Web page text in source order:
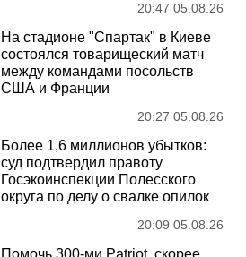
20:47 05.08.26
На стадионе "Спартак" в Киеве
состоялся товарищеский матч
между командами посольств
США и Франции
20:27 05.08.26
Более 1,6 миллионов убытков:
суд подтвердил правоту
Госэкоинспекции Полесского
округа по делу о свалке опилок
20:09 05.08.26